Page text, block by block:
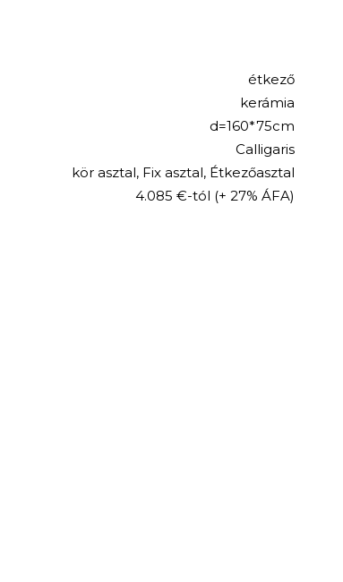
étkező
kerámia
d=160*75cm
Calligaris
kör asztal, Fix asztal, Étkezőasztal
4.085 €-tól (+ 27% ÁFA)